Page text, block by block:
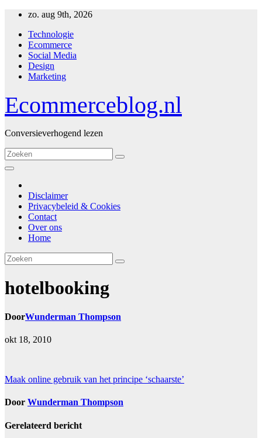
inhoud
zo. aug 9th, 2026
Technologie
Ecommerce
Social Media
Design
Marketing
Ecommerceblog.nl
Conversieverhogend lezen
Disclaimer
Privacybeleid & Cookies
Contact
Over ons
Home
hotelbooking
DoorWunderman Thompson
okt 18, 2010
Bericht
navigatie
Maak online gebruik van het principe ‘schaarste’
Door Wunderman Thompson
Gerelateerd bericht